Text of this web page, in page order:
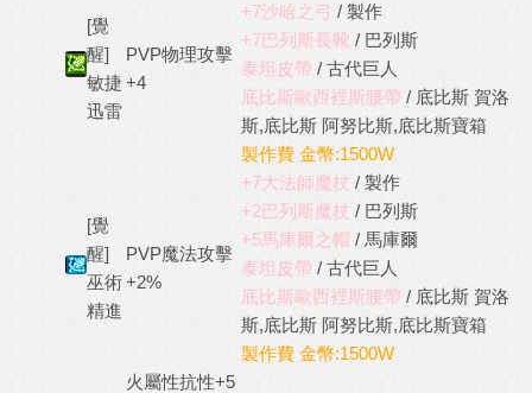
[覺
醒]
敏捷
迅雷
PVP物理攻擊
+4
+7沙哈之弓 / 製作
+7巴列斯長靴 / 巴列斯
泰坦皮帶 / 古代巨人
底比斯歐西裡斯腰帶 / 底比斯 賀洛
斯,底比斯 阿努比斯,底比斯寶箱
製作費 金幣:1500W
[覺
醒]
巫術
精進
PVP魔法攻擊
+2%
+7大法師魔杖 / 製作
+2巴列斯魔杖 / 巴列斯
+5馬庫爾之帽 / 馬庫爾
泰坦皮帶 / 古代巨人
底比斯歐西裡斯腰帶 / 底比斯 賀洛
斯,底比斯 阿努比斯,底比斯寶箱
製作費 金幣:1500W
火屬性抗性+5